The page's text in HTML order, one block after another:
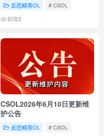
反恐精英OL # CSOL
8083
CSOL2026年6月10日更新维
护公告
反恐精英OL # CSOL